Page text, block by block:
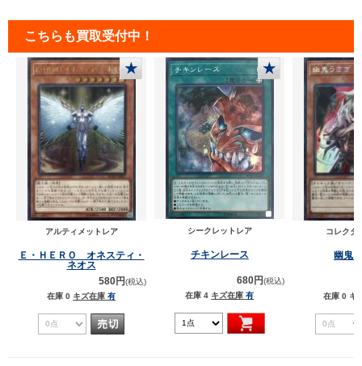
こちらも買取受付中！
★
アルティメットレア
Ｅ・ＨＥＲＯ オネスティ・
ネオス
580円(税込)
在庫 0 キズ在庫 有
★
シークレットレア
チキンレース
680円(税込)
在庫 4 キズ在庫 有
コレクタ
幽鬼
在庫 0 キ